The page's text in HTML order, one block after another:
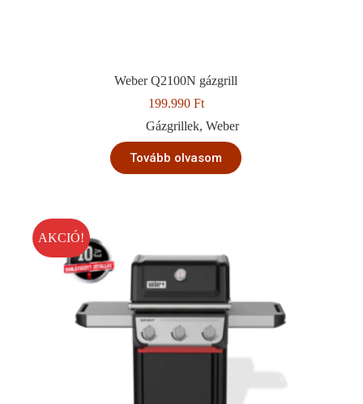
Weber Q2100N gázgrill
199.990 Ft
Gázgrillek, Weber
Tovább olvasom
AKCIÓ!